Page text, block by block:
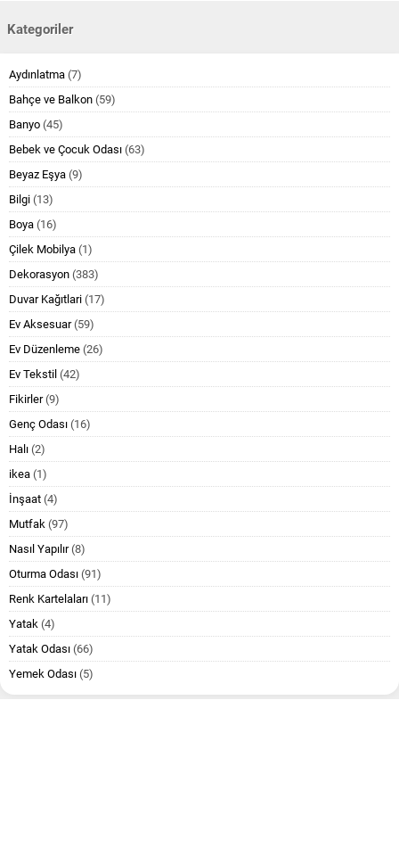
Kategoriler
Aydınlatma (7)
Bahçe ve Balkon (59)
Banyo (45)
Bebek ve Çocuk Odası (63)
Beyaz Eşya (9)
Bilgi (13)
Boya (16)
Çilek Mobilya (1)
Dekorasyon (383)
Duvar Kağıtlari (17)
Ev Aksesuar(59)
Ev Düzenleme (26)
Ev Tekstil (42)
Fikirler(9)
Genç Odası (16)
Halı (2)
ikea (1)
İnşaat (4)
Mutfak (97)
Nasıl Yapılır(8)
Oturma Odası (91)
Renk Kartelaları (11)
Yatak (4)
Yatak Odası (66)
Yemek Odası (5)